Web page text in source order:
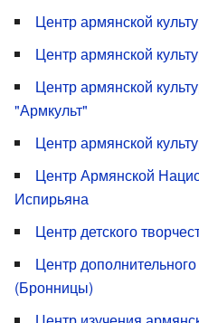
Центр армянской
Центр армянской
Центр армянской
"Армкульт"
Центр армянской
Центр Армянской
Испирьяна
Центр детского
Центр
(Бронницы)